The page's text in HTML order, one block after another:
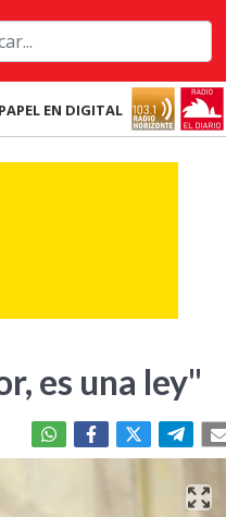
EN DIGITAL
es una ley"